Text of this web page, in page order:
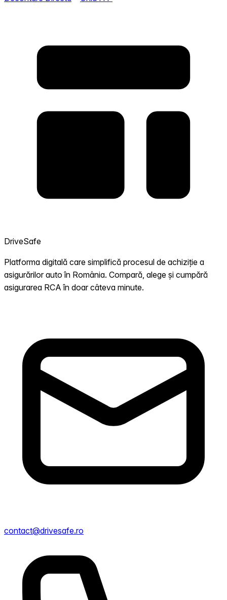
DriveSafe
Platforma digitală care simplifică procesul de achiziție a
asigurărilor auto în România. Compară, alege și cumpără
asigurarea RCA în doar câteva minute.
contact@drivesafe.ro